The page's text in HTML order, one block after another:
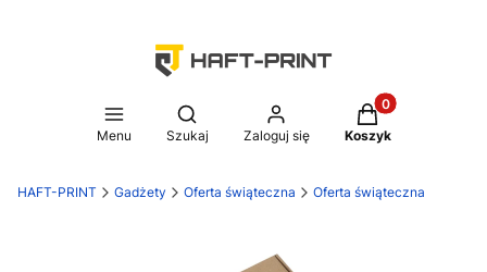
Menu
Otwórz wyszukiwarkę
Szukaj Zaloguj się
Produkty w
Koszyk
HAFT-PRINT Gadżety Oferta świąteczna Oferta świąteczna